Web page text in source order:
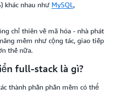
khác nhau như MySQL ,
chỉ thiên về mã hóa - nhà phát
mềm như cộng tác, giao tiếp
thế nữa.
full-stack là gì?
thành phần phần mềm có thể